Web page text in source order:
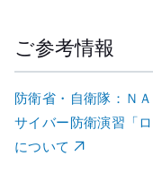
ご参考情報
防衛省・自衛隊：Ｎ
サイバー防衛演習「
について